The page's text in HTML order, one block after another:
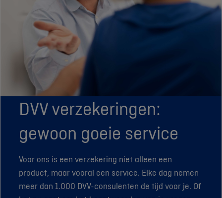
DVV verzekeringen:
gewoon goeie service
Voor ons is een verzekering niet alleen een
product, maar vooral een service. Elke dag nemen
meer dan 1.000 DVV-consulenten de tijd voor je. Of